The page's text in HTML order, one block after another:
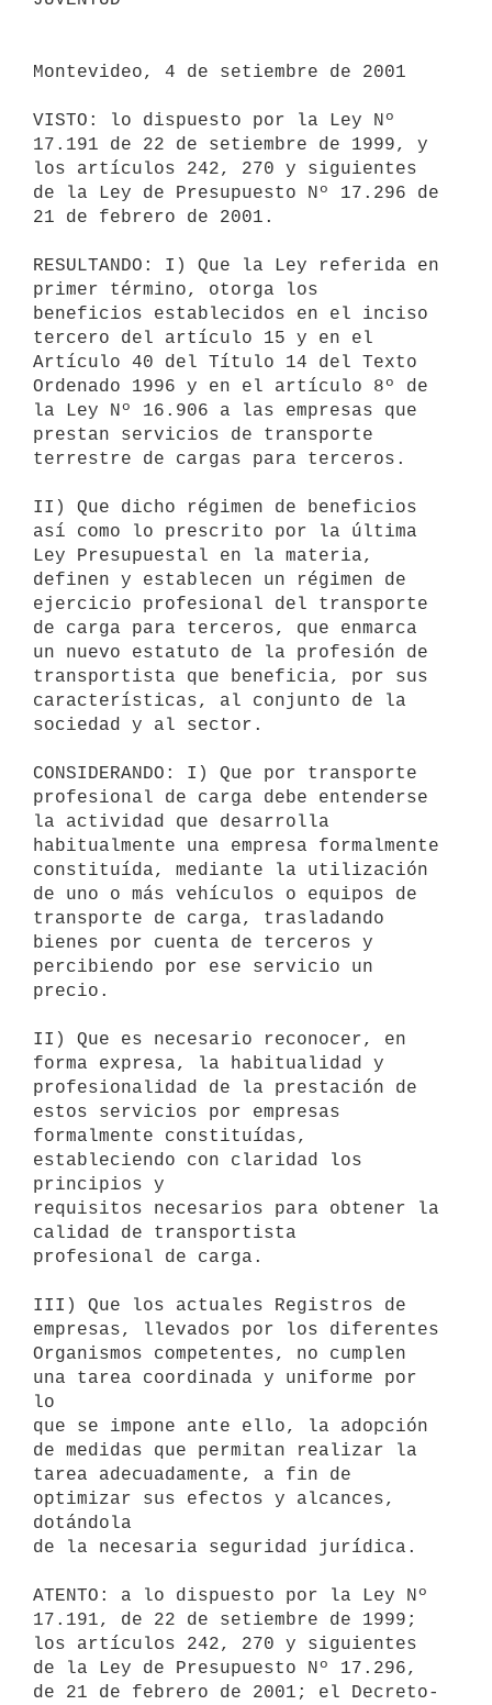
Montevideo, 4 de setiembre de 2001
VISTO: lo dispuesto por la Ley Nº
17.191 de 22 de setiembre de 1999, y
los artículos 242, 270 y siguientes
de la Ley de Presupuesto Nº 17.296 de
21 de febrero de 2001.
RESULTANDO: I) Que la Ley referida en
primer término, otorga los
beneficios establecidos en el inciso
tercero del artículo 15 y en el
Artículo 40 del Título 14 del Texto
Ordenado 1996 y en el artículo 8º de
la Ley Nº 16.906 a las empresas que
prestan servicios de transporte
terrestre de cargas para terceros.
II) Que dicho régimen de beneficios
así como lo prescrito por la última
Ley Presupuestal en la materia,
definen y establecen un régimen de
ejercicio profesional del transporte
de carga para terceros, que enmarca
un nuevo estatuto de la profesión de
transportista que beneficia, por sus
características, al conjunto de la
sociedad y al sector.
CONSIDERANDO: I) Que por transporte
profesional de carga debe entenderse
la actividad que desarrolla
habitualmente una empresa formalmente
constituída, mediante la utilización
de uno o más vehículos o equipos de
transporte de carga, trasladando
bienes por cuenta de terceros y
percibiendo por ese servicio un
precio.
II) Que es necesario reconocer, en
forma expresa, la habitualidad y
profesionalidad de la prestación de
estos servicios por empresas
formalmente constituídas,
estableciendo con claridad los
principios y
requisitos necesarios para obtener la
calidad de transportista
profesional de carga.
III) Que los actuales Registros de
empresas, llevados por los diferentes
Organismos competentes, no cumplen
una tarea coordinada y uniforme por
lo
que se impone ante ello, la adopción
de medidas que permitan realizar la
tarea adecuadamente, a fin de
optimizar sus efectos y alcances,
dotándola
de la necesaria seguridad jurídica.
ATENTO: a lo dispuesto por la Ley Nº
17.191, de 22 de setiembre de 1999;
los artículos 242, 270 y siguientes
de la Ley de Presupuesto Nº 17.296,
de 21 de febrero de 2001; el Decreto-